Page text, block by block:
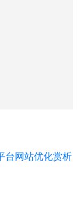
台网站优化赏析